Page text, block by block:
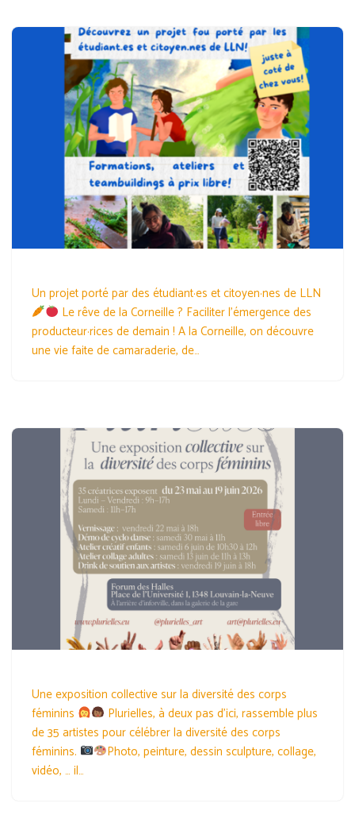
Un projet porté par des étudiant·es et citoyen·nes de LLN
Le rêve de la Corneille ? Faciliter l’émergence des
producteur·rices de demain ! A la Corneille, on découvre
une vie faite de camaraderie, de…
Une exposition collective sur la diversité des corps
féminins
Plurielles, à deux pas d’ici, rassemble plus
de 35 artistes pour célébrer la diversité des corps
féminins.
Photo, peinture, dessin sculpture, collage,
vidéo, … il…